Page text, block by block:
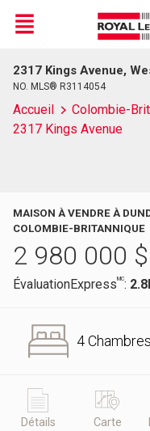
Live
En Direct
Menu
2317 Kings Avenue,
NO. MLS® R3114054
Accueil Colombie-
2317 Kings Avenue
MAISON À VENDRE À
COLOMBIE-BRITANNIQUE
2 980 000 $
ÉvaluationExpressMC:
4 Chambres
Détails Carte